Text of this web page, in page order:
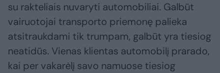
su rakteliais nuvaryti automobiliai. Galbūt
vairuotojai transporto priemonę palieka
atsitraukdami tik trumpam, galbūt yra tiesiog
neatidūs. Vienas klientas automobilį prarado,
kai per vakarėlį savo namuose tiesiog